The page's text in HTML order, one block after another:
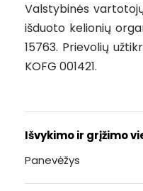
Valstybinės
išduoto kelionių
15763. Prievolių
KOFG 001421.
Išvykimo ir grįžimo
Panevėžys